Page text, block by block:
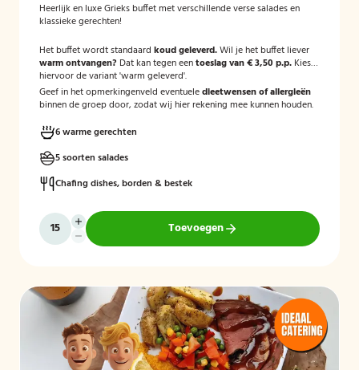
Heerlijk en luxe Grieks buffet met verschillende verse salades en
klassieke gerechten!
Het buffet wordt standaard koud geleverd.Wil je het buffet liever
warm ontvangen? Dat kan tegen eentoeslag van € 3,50 p.p. Kies
hiervoor de variant 'warm geleverd'.
Geef in het opmerkingenveld eventueledieetwensen of allergieën
binnen de groep door, zodat wij hier rekening mee kunnen houden.
6 warme gerechten
5 soorten salades
Chafing dishes, borden & bestek
Toevoegen